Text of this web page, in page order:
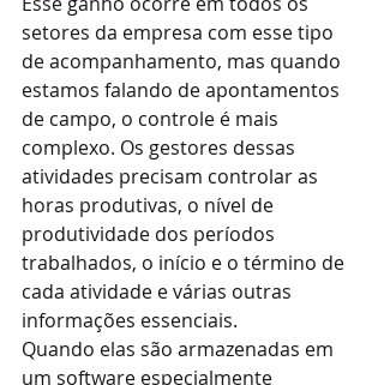
setores da empresa com esse tipo
de acompanhamento, mas quando
estamos falando de apontamentos
de campo, o controle é mais
complexo. Os gestores dessas
atividades precisam controlar as
horas produtivas, o nível de
produtividade dos períodos
trabalhados, o início e o término de
cada atividade e várias outras
informações essenciais.
Quando elas são armazenadas em
um software especialmente